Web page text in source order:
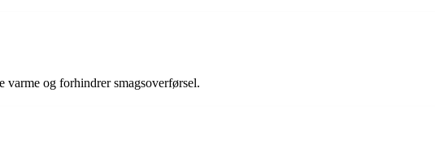
og forhindrer smagsoverførsel.